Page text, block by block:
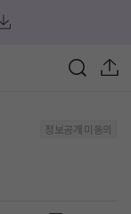
정보공개 미동의